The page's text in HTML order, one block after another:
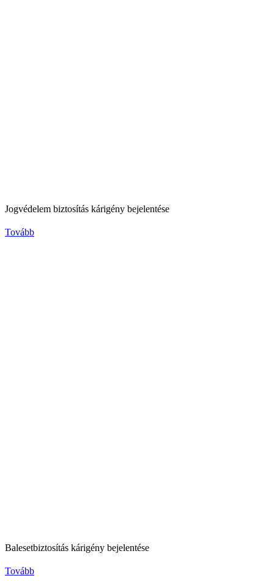
Jogvédelem biztosítás kárigény bejelentése
Tovább
Balesetbiztosítás kárigény bejelentése
Tovább